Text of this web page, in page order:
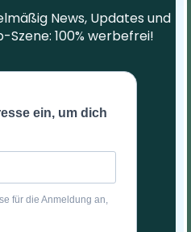
News, Updates und
100% werbefrei!
ein, um dich
für die Anmeldung an,